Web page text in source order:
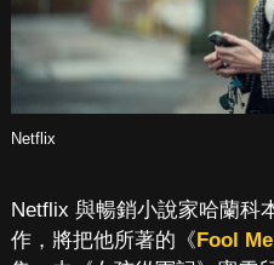
Netflix
Netflix 與暢銷小說家哈蘭科
作，將把他所著的《 Fool